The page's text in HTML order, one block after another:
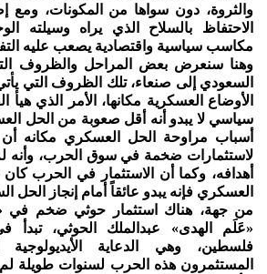
والثروة، دون سواها من المكونات، ومع
الاحتفاظ بالسلاح الذي يراه وسيلته
مكاسب سياسية واقتصادية يصعب عليه
وهنا سنعرض بعض المراحل والظروف
السعودي إلى صنعاء، تلك الظروف التي
الأوضاع العسكرية مكانها، الأمر الذي
سياسي لا يبدو أنه أقل صعوبة من الحل
أسباب مراوحة الحل العسكري مكانه
لاستثمارات ضخمة في سوق الحرب، وأنه
أهدافه، وكما أن الاستثمار في الحرب كان
العسكري فإنه يبدو عائقاً أمام إنجاز الحل
من جهة، هناك استثمار حوثي ضخم في
«عَلَم الهدى» عبدالملك الحوثي، تبدأ
فلسطين، وهي الدعاية